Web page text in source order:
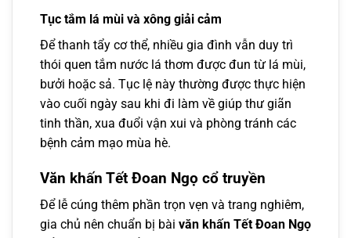
Tục tắm lá mùi và xông giải cảm
Để thanh tẩy cơ thể, nhiều gia đình vẫn duy trì
thói quen tắm nước lá thơm được đun từ lá mùi,
bưởi hoặc sả. Tục lệ này thường được thực hiện
vào cuối ngày sau khi đi làm về giúp thư giãn
tinh thần, xua đuổi vận xui và phòng tránh các
bệnh cảm mạo mùa hè.
Văn khấn Tết Đoan Ngọ cổ truyền
Để lễ cúng thêm phần trọn vẹn và trang nghiêm,
gia chủ nên chuẩn bị bài văn khấn Tết Đoan Ngọ